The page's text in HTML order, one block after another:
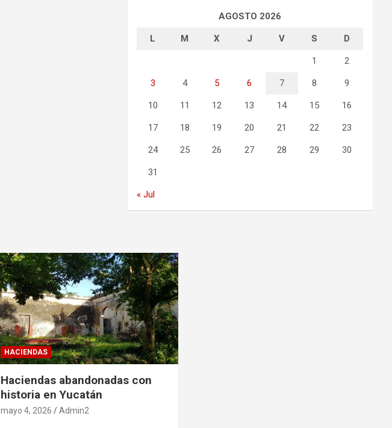
AGOSTO 2026
L M X J V S D
1 2
3 4 5 6 7 8 9
10 11 12 13 14 15 16
17 18 19 20 21 22 23
24 25 26 27 28 29 30
31
« Jul
HACIENDAS
Haciendas abandonadas con
historia en Yucatán
mayo 4, 2026 Admin2